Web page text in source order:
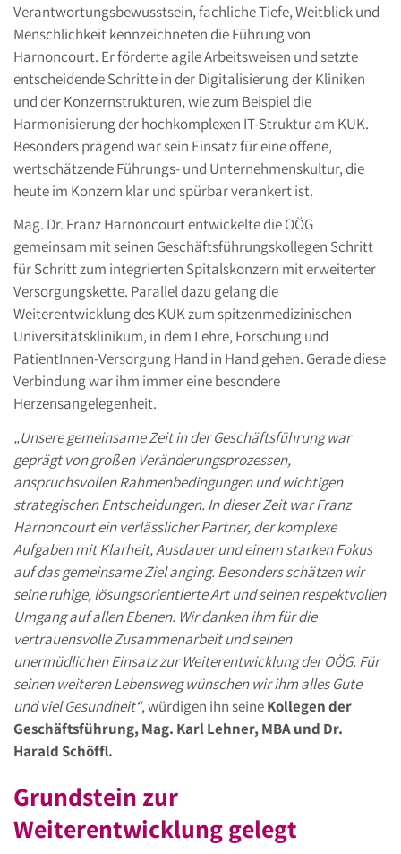
Verantwortungsbewusstsein, fachliche Tiefe, Weitblick und
Menschlichkeit kennzeichneten die Führung von
Harnoncourt. Er förderte agile Arbeitsweisen und setzte
entscheidende Schritte in der Digitalisierung der Kliniken
und der Konzernstrukturen, wie zum Beispiel die
Harmonisierung der hochkomplexen IT-Struktur am KUK.
Besonders prägend war sein Einsatz für eine offene,
wertschätzende Führungs- und Unternehmenskultur, die
heute im Konzern klar und spürbar verankert ist.
Mag. Dr. Franz Harnoncourt entwickelte die OÖG
gemeinsam mit seinen Geschäftsführungskollegen Schritt
für Schritt zum integrierten Spitalskonzern mit erweiterter
Versorgungskette. Parallel dazu gelang die
Weiterentwicklung des KUK zum spitzenmedizinischen
Universitätsklinikum, in dem Lehre, Forschung und
PatientInnen-Versorgung Hand in Hand gehen. Gerade diese
Verbindung war ihm immer eine besondere
Herzensangelegenheit.
„Unsere gemeinsame Zeit in der Geschäftsführung war
geprägt von großen Veränderungsprozessen,
anspruchsvollen Rahmenbedingungen und wichtigen
strategischen Entscheidungen. In dieser Zeit war Franz
Harnoncourt ein verlässlicher Partner, der komplexe
Aufgaben mit Klarheit, Ausdauer und einem starken Fokus
auf das gemeinsame Ziel anging. Besonders schätzen wir
seine ruhige, lösungsorientierte Art und seinen respektvollen
Umgang auf allen Ebenen. Wir danken ihm für die
vertrauensvolle Zusammenarbeit und seinen
unermüdlichen Einsatz zur Weiterentwicklung der OÖG. Für
seinen weiteren Lebensweg wünschen wir ihm alles Gute
und viel Gesundheit“, würdigen ihn seineKollegen der
Geschäftsführung, Mag. Karl Lehner, MBA und Dr.
Harald Schöffl.
Grundstein zur
Weiterentwicklung gelegt